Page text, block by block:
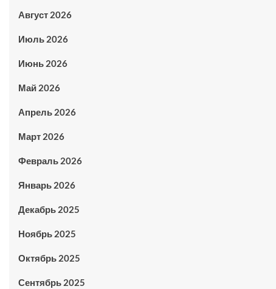
Август 2026
Июль 2026
Июнь 2026
Май 2026
Апрель 2026
Март 2026
Февраль 2026
Январь 2026
Декабрь 2025
Ноябрь 2025
Октябрь 2025
Сентябрь 2025